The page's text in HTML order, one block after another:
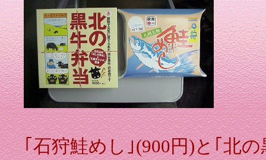
｢石狩鮭めし｣(900円)と｢北